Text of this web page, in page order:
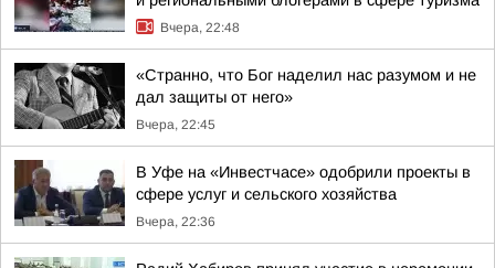
Вчера, 22:48
«Странно, что Бог наделил нас разумом и не
дал защиты от него»
Вчера, 22:45
В Уфе на «Инвестчасе» одобрили проекты в
сфере услуг и сельского хозяйства
Вчера, 22:36